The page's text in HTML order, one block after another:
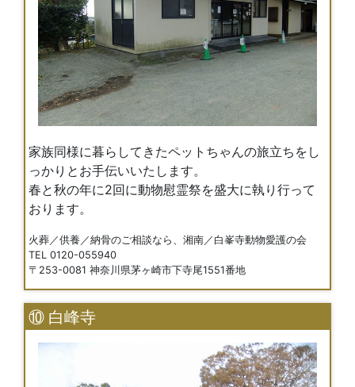
家族同様に暮らしてきたペットちゃんの旅立ちをし
っかりとお手伝いいたします。
春と秋の年に2回に動物慰霊祭を盛大に執り行って
おります。
火葬／供養／納骨のご相談なら、湘南／白峯寺動物愛護の会
TEL 0120-055940
〒253-0081 神奈川県茅ヶ崎市下寺尾1551番地
⑩ 白峰寺